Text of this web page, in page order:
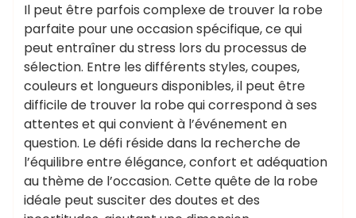
Il peut être parfois complexe de trouver la robe
parfaite pour une occasion spécifique, ce qui
peut entraîner du stress lors du processus de
sélection. Entre les différents styles, coupes,
couleurs et longueurs disponibles, il peut être
difficile de trouver la robe qui correspond à ses
attentes et qui convient à l’événement en
question. Le défi réside dans la recherche de
l’équilibre entre élégance, confort et adéquation
au thème de l’occasion. Cette quête de la robe
idéale peut susciter des doutes et des